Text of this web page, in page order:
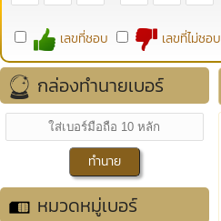
เลขที่ชอบ เลขที่ไม่ชอบ
กล่องทำนายเบอร์
หมวดหมู่เบอร์